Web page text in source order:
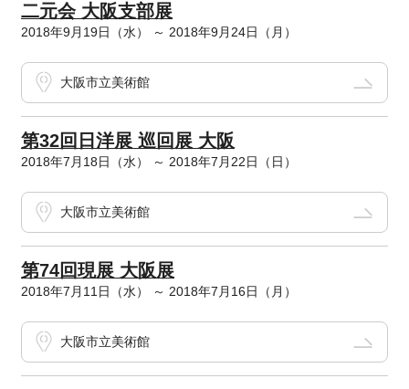
二元会 大阪支部展
2018年9月19日（水） ～ 2018年9月24日（月）
大阪市立美術館
第32回日洋展 巡回展 大阪
2018年7月18日（水） ～ 2018年7月22日（日）
大阪市立美術館
第74回現展 大阪展
2018年7月11日（水） ～ 2018年7月16日（月）
大阪市立美術館